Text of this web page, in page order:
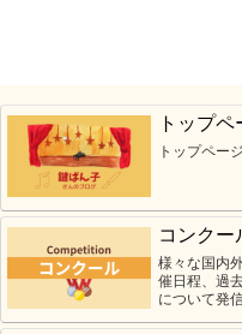
トップペ
トップペー
コンクー
様々な国内
催日程、過
について発